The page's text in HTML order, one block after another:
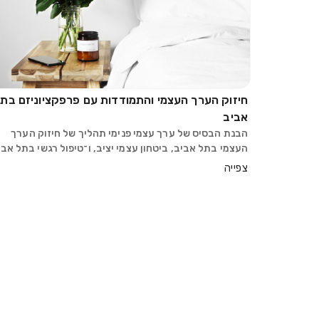
חיזוק הערך העצמי והתמודדות עם פרפקציוניזם
אביב
הבנת הבסיס של ערך עצמי פנימי תהליך של חיזוק הערך
העצמי בתל אביב, ביטחון עצמי יציב, ו־טיפול רגשי בתל
מאפשר להבין כיצד תפיסה עצמית מתפתחת לאורך השנים
צפייה